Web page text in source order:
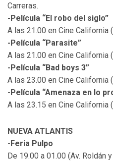
Carreras.
-Película “El robo del siglo”
A las 21.00 en Cine California
-Película “Parasite”
A las 21.00 en Cine California
-Película “Bad boys 3”
A las 23.00 en Cine California
-Película “Amenaza en lo
A las 23.15 en Cine California
NUEVA ATLANTIS
-Feria Pulpo
De 19.00 a 01.00 (Av. Roldán